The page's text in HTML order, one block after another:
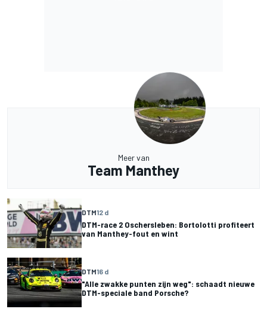
Meer van
Team Manthey
DTM12 d
DTM-race 2 Oschersleben: Bortolotti profiteert
van Manthey-fout en wint
DTM16 d
"Alle zwakke punten zijn weg": schaadt nieuwe
DTM-speciale band Porsche?